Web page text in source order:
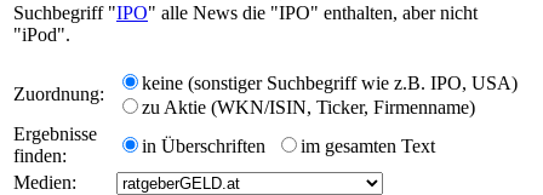
Suchbegriff "IPO" alle News die "IPO" enthalten, aber nicht
"iPod".
Zuordnung:
keine (sonstiger Suchbegriff wie z.B. IPO, USA)
zu Aktie (WKN/ISIN, Ticker, Firmenname)
Ergebnisse
finden:
in Überschriften
im gesamten Text
Medien: